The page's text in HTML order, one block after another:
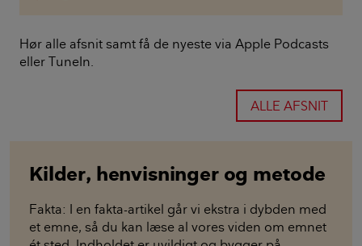
Hør alle afsnit samt få de nyeste via Apple Podcasts
eller TuneIn.
ALLE AFSNIT
Kilder, henvisninger og metode
Fakta: I en fakta-artikel går vi ekstra i dybden med
et emne, så du kan læse al vores viden om emnet